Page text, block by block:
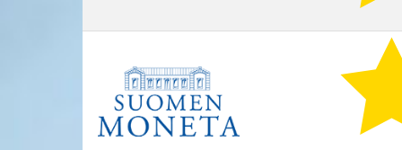
kahdella
hopeamitalilla
ja
MitalitSuomen